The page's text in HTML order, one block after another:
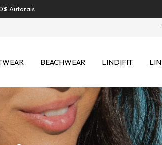
Autorais
BEACHWEAR LINDIFIT